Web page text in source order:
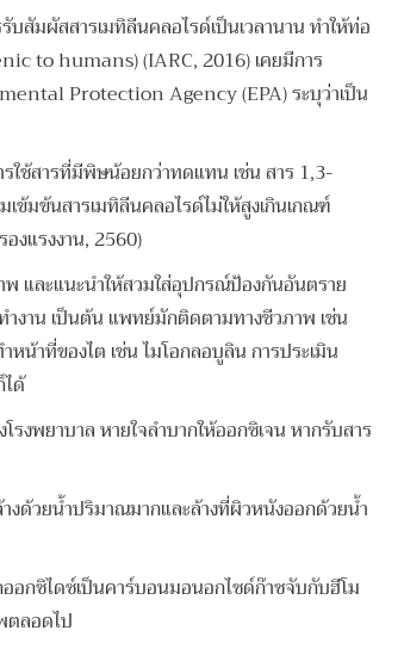
สัมผัสสารเมทิลีนคลอไรด์เป็นเวลานาน ทำให้ท่อ
to humans) (IARC, 2016) เคยมีการ
Protection Agency (EPA) ระบุว่าเป็น
ใช้สารที่มีพิษน้อยกว่าทดแทน เช่น สาร 1,3-
ข้นสารเมทิลีนคลอไรด์ไม่ให้สูงเกินเกณฑ์
งแรงงาน, 2560)
และแนะนำให้สวมใส่อุปกรณ์ป้องกันอันตราย
งาน เป็นต้น แพทย์มักติดตามทางชีวภาพ เช่น
น้าที่ของไต เช่น ไมโอกลอบูลิน การประเมิน
ด้
งพยาบาล หายใจลำบากให้ออกซิเจน หากรับสาร
งด้วยน้ำปริมาณมากและล้างที่ผิวหนังออกด้วยน้ำ
กซิไดซ์เป็นคาร์บอนมอนอกไซด์ก๊าซจับกับฮีโม
ตลอดไป